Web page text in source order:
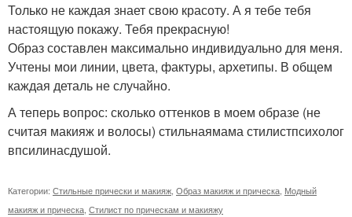
Только не каждая знает свою красоту. А я тебе тебя
настоящую покажу. Тебя прекрасную!
Образ составлен максимально индивидуально для меня.
Учтены мои линии, цвета, фактуры, архетипы. В общем
каждая деталь не случайно.
А теперь вопрос: сколько оттенков в моем образе (не
считая макияж и волосы) стильнаямама стилистпсихолог
впсилинасдушой.
Категории: Стильные прически и макияж, Образ макияж и прическа, Модный
макияж и прическа, Стилист по прическам и макияжу